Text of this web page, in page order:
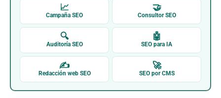
📈
Campaña SEO
🤝
Consultor SEO
🔍
Auditoría SEO
🤖
SEO para IA
✍
Redacción web SEO
🚀
SEO por CMS